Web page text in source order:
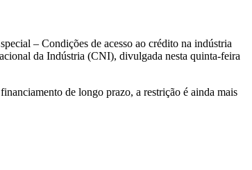
– Condições de acesso ao crédito na indústria
da Indústria (CNI), divulgada nesta quinta-feira
de longo prazo, a restrição é ainda mais